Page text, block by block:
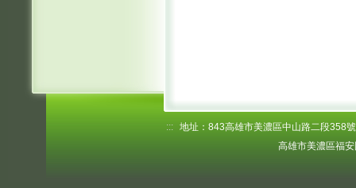
:::
地址：843高雄市美濃區中山路二段358
高雄市美濃區福